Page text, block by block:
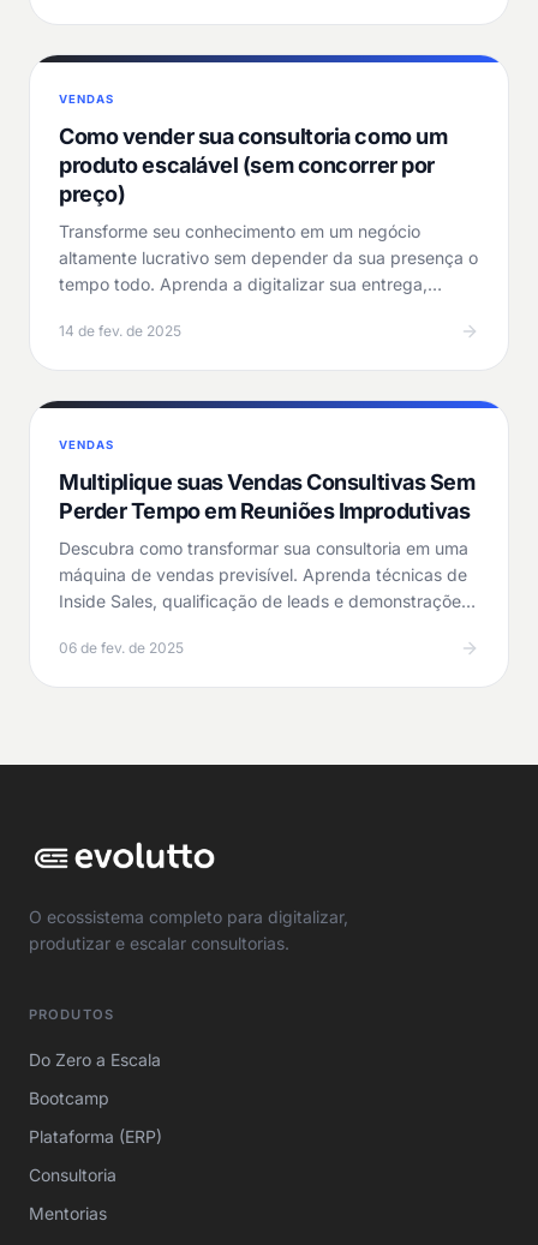
VENDAS
Como vender sua consultoria como um
produto escalável (sem concorrer por
preço)
Transforme seu conhecimento em um negócio
altamente lucrativo sem depender da sua presença o
tempo todo. Aprenda a digitalizar sua entrega,
14 de fev. de 2025
VENDAS
Multiplique suas Vendas Consultivas Sem
Perder Tempo em Reuniões Improdutivas
Descubra como transformar sua consultoria em uma
máquina de vendas previsível. Aprenda técnicas de
Inside Sales, qualificação de leads e demonstrações
06 de fev. de 2025
O ecossistema completo para digitalizar,
produtizar e escalar consultorias.
PRODUTOS
Do Zero a Escala
Bootcamp
Plataforma (ERP)
Consultoria
Mentorias